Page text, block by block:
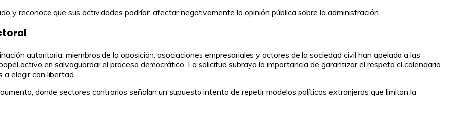
y reconoce que sus actividades podrían afectar negativamente la opinión pública sobre la administración.
autoritaria, miembros de la oposición, asociaciones empresariales y actores de la sociedad civil han apelado a las
activo en salvaguardar el proceso democrático. La solicitud subraya la importancia de garantizar el respeto al calendario
a elegir con libertad.
donde sectores contrarios señalan un supuesto intento de repetir modelos políticos extranjeros que limitan la